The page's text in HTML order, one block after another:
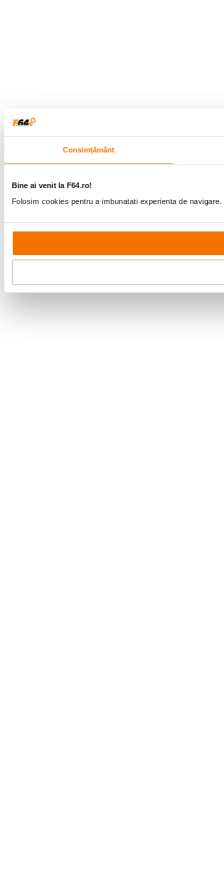
Consimțământ
Bine ai venit la F64.ro!
Folosim cookies pentru a imbunatati experienta de